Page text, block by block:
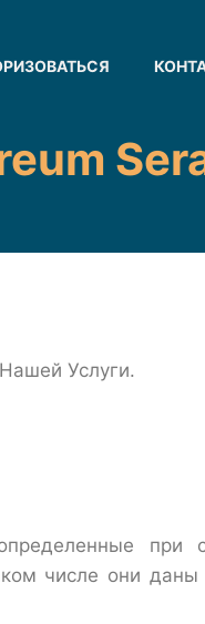
Услуги.
при
числе они